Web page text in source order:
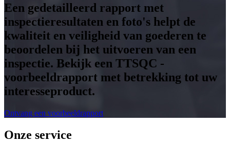
Een gedetailleerd rapport met
inspectieresultaten en foto's helpt de
kwaliteit en veiligheid van goederen te
beoordelen bij het uitvoeren van een
inspectie. Bekijk een TTSQC -
voorbeeldrapport met betrekking tot uw
interesseproduct.
Ontvang een voorbeeldrapport
Onze service